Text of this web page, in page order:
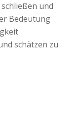
und
Bedeutung
schätzen zu